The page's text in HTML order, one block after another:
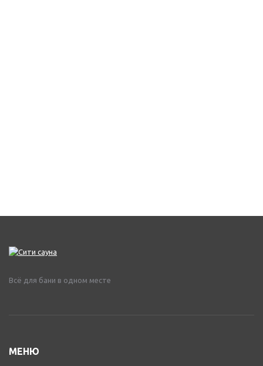
Всё для бани в одном месте
МЕНЮ